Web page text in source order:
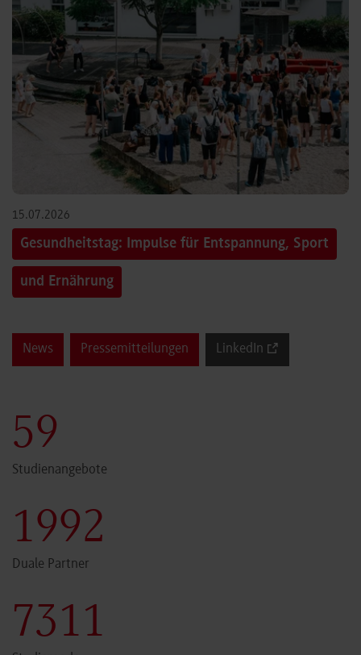
15.07.2026
Gesundheitstag: Impulse für Entspannung, Sport
und Ernährung
News Pressemitteilungen LinkedIn
59
Studienangebote
1999
Duale Partner
7340